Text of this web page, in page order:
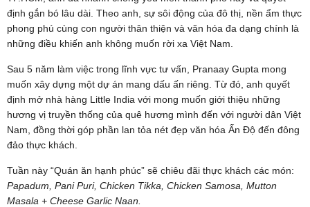
định gắn bó lâu dài. Theo anh, sự sôi động của đô thị, nền ẩm thực
phong phú cùng con người thân thiện và văn hóa đa dạng chính là
những điều khiến anh không muốn rời xa Việt Nam.
Sau 5 năm làm việc trong lĩnh vực tư vấn, Pranaay Gupta mong
muốn xây dựng một dự án mang dấu ấn riêng. Từ đó, anh quyết
định mở nhà hàng Little India với mong muốn giới thiệu những
hương vị truyền thống của quê hương mình đến với người dân Việt
Nam, đồng thời góp phần lan tỏa nét đẹp văn hóa Ấn Độ đến đông
đảo thực khách.
Tuần này “Quán ăn hạnh phúc” sẽ chiêu đãi thực khách các món:
Papadum, Pani Puri, Chicken Tikka, Chicken Samosa, Mutton
Masala + Cheese Garlic Naan.